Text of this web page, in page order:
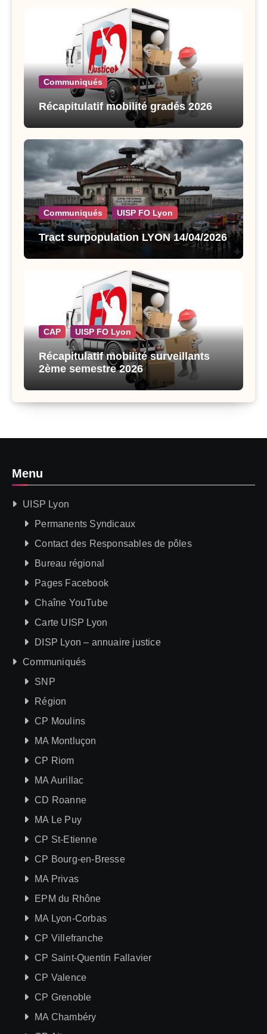
Communiqués
Récapitulatif mobilité gradés 2026
Communiqués UISP FO Lyon
Tract surpopulation LYON 14/04/2026
CAP UISP FO Lyon
Récapitulatif mobilité surveillants
2ème semestre 2026
Menu
UISP Lyon
Permanents Syndicaux
Contact des Responsables de pôles
Bureau régional
Pages Facebook
Chaîne YouTube
Carte UISP Lyon
DISP Lyon – annuaire justice
Communiqués
SNP
Région
CP Moulins
MA Montluçon
CP Riom
MA Aurillac
CD Roanne
MA Le Puy
CP St-Etienne
CP Bourg-en-Bresse
MA Privas
EPM du Rhône
MA Lyon-Corbas
CP Villefranche
CP Saint-Quentin Fallavier
CP Valence
CP Grenoble
MA Chambéry